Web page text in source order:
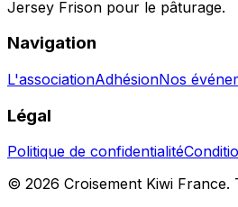
Jersey Frison pour le pâturage.
Navigation
L'associationAdhésionNos
Légal
Politique de confidentialité
© 2026 Croisement Kiwi France.